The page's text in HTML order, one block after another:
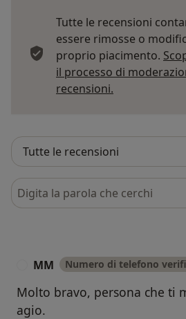
Tutte le recensioni
essere rimosse o
proprio piacimento.
il processo di
recensioni.
Cerca nelle recensioni
MM Numero di telefono
Molto bravo, persona che ti
agio.